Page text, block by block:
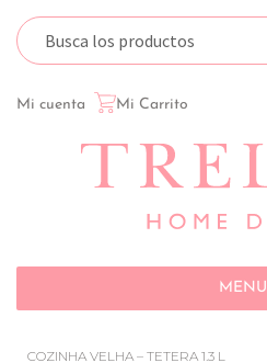
Mi cuenta Mi Carrito
MENU
COZINHA VELHA – TETERA 1.3 L